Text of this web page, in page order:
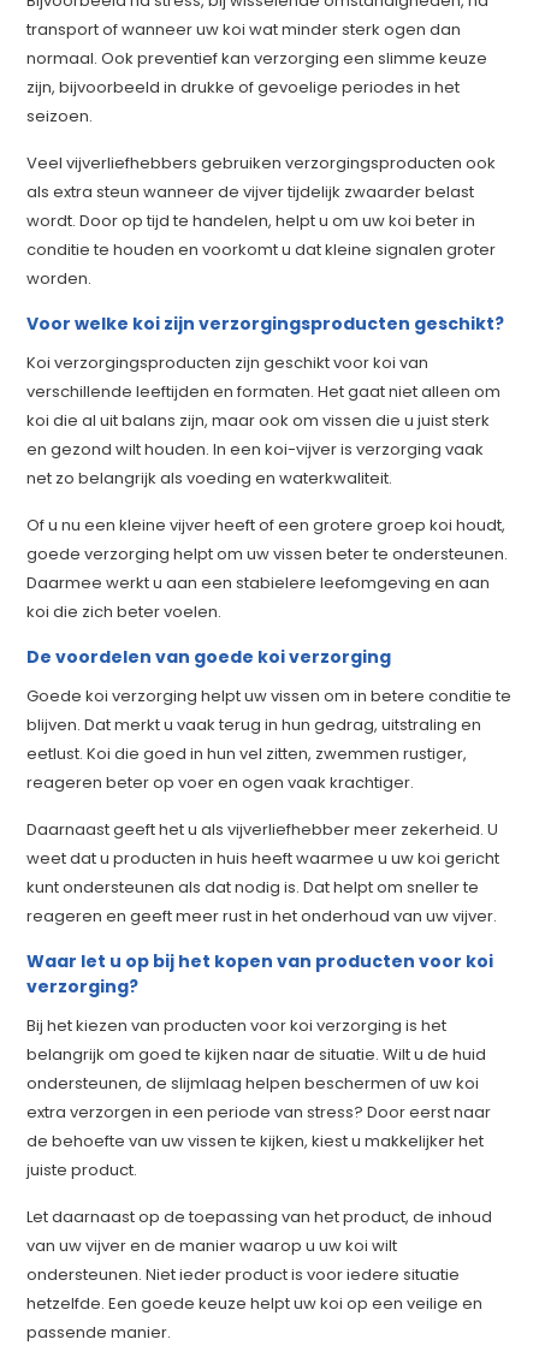
transport of wanneer uw koi wat minder sterk ogen dan
normaal. Ook preventief kan verzorging een slimme keuze
zijn, bijvoorbeeld in drukke of gevoelige periodes in het
seizoen.
Veel vijverliefhebbers gebruiken verzorgingsproducten ook
als extra steun wanneer de vijver tijdelijk zwaarder belast
wordt. Door op tijd te handelen, helpt u om uw koi beter in
conditie te houden en voorkomt u dat kleine signalen groter
worden.
Voor welke koi zijn verzorgingsproducten geschikt?
Koi verzorgingsproducten zijn geschikt voor koi van
verschillende leeftijden en formaten. Het gaat niet alleen om
koi die al uit balans zijn, maar ook om vissen die u juist sterk
en gezond wilt houden. In een koi-vijver is verzorging vaak
net zo belangrijk als voeding en waterkwaliteit.
Of u nu een kleine vijver heeft of een grotere groep koi houdt,
goede verzorging helpt om uw vissen beter te ondersteunen.
Daarmee werkt u aan een stabielere leefomgeving en aan
koi die zich beter voelen.
De voordelen van goede koi verzorging
Goede koi verzorging helpt uw vissen om in betere conditie te
blijven. Dat merkt u vaak terug in hun gedrag, uitstraling en
eetlust. Koi die goed in hun vel zitten, zwemmen rustiger,
reageren beter op voer en ogen vaak krachtiger.
Daarnaast geeft het u als vijverliefhebber meer zekerheid. U
weet dat u producten in huis heeft waarmee u uw koi gericht
kunt ondersteunen als dat nodig is. Dat helpt om sneller te
reageren en geeft meer rust in het onderhoud van uw vijver.
Waar let u op bij het kopen van producten voor koi
verzorging?
Bij het kiezen van producten voor koi verzorging is het
belangrijk om goed te kijken naar de situatie. Wilt u de huid
ondersteunen, de slijmlaag helpen beschermen of uw koi
extra verzorgen in een periode van stress? Door eerst naar
de behoefte van uw vissen te kijken, kiest u makkelijker het
juiste product.
Let daarnaast op de toepassing van het product, de inhoud
van uw vijver en de manier waarop u uw koi wilt
ondersteunen. Niet ieder product is voor iedere situatie
hetzelfde. Een goede keuze helpt uw koi op een veilige en
passende manier.